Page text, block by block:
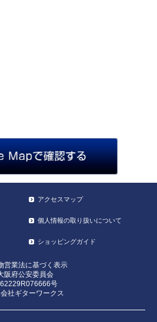
アクセスマップ
個人情報の取り扱いについて
ショッピングガイド
営業法に基づく表示
阪府公安委員会
号
社ギターワークス